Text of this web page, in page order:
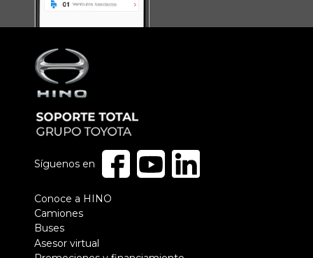
Pie
de
página
Conoce a HINO
Camiones
Buses
Asesor virtual
Síguenos en